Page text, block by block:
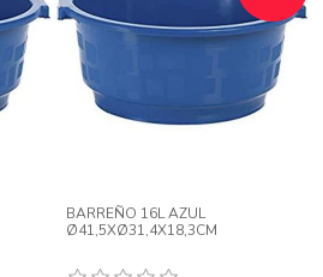
BARREÑO 16L AZUL
Ø41,5XØ31,4X18,3CM